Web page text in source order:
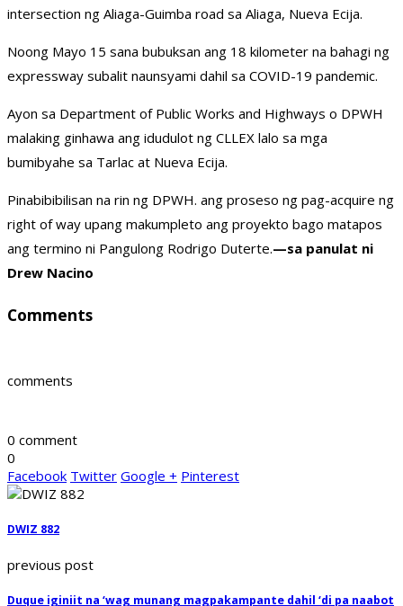
intersection ng Aliaga-Guimba road sa Aliaga, Nueva Ecija.
Noong Mayo 15 sana bubuksan ang 18 kilometer na bahagi ng
expressway subalit naunsyami dahil sa COVID-19 pandemic.
Ayon sa Department of Public Works and Highways o DPWH
malaking ginhawa ang idudulot ng CLLEX lalo sa mga
bumibyahe sa Tarlac at Nueva Ecija.
Pinabibibilisan na rin ng DPWH. ang proseso ng pag-acquire ng
right of way upang makumpleto ang proyekto bago matapos
ang termino ni Pangulong Rodrigo Duterte.—sa panulat ni
Drew Nacino
Comments
comments
0 comment
0
Facebook Twitter Google + Pinterest
DWIZ 882
previous post
Duque iginiit na ‘wag munang magpakampante dahil ‘di pa naabot